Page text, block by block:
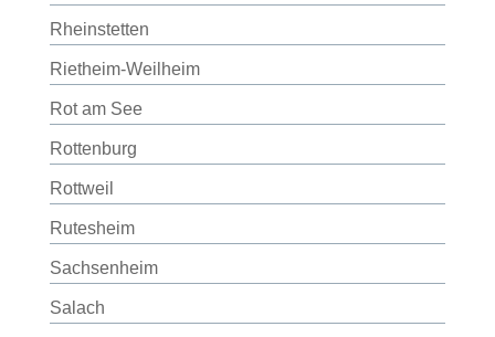
Rheinstetten
Rietheim-Weilheim
Rot am See
Rottenburg
Rottweil
Rutesheim
Sachsenheim
Salach